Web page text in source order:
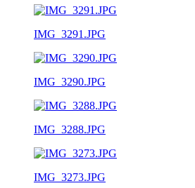
IMG_3291.JPG
IMG_3290.JPG
IMG_3288.JPG
IMG_3273.JPG